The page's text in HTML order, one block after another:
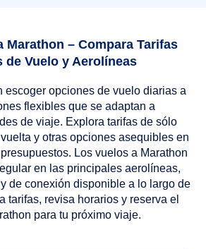
Marathon – Compara Tarifas
de Vuelo y Aerolíneas
escoger opciones de vuelo diarias a
flexibles que se adaptan a
de viaje. Explora tarifas de sólo
y otras opciones asequibles en
Los vuelos a Marathon
en las principales aerolíneas,
de conexión disponible a lo largo de
tarifas, revisa horarios y reserva el
para tu próximo viaje.